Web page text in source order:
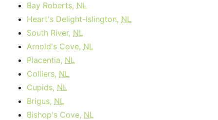
Bay Roberts, NL
Heart's Delight-Islington, NL
South River, NL
Arnold's Cove, NL
Placentia, NL
Colliers, NL
Cupids, NL
Brigus, NL
Bishop's Cove, NL